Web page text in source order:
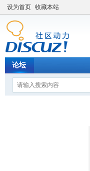
设为首页 收藏本站
论坛